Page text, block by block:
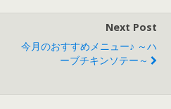
Next Post
今月のおすすめメニュー♪ ～ハ
ーブチキンソテー～